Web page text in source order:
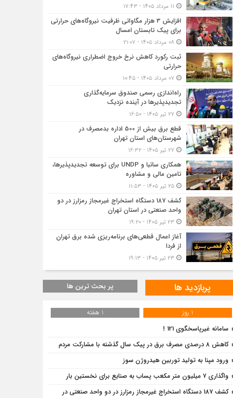
افزایش 3 هزار مگاواتی ظرفیت نیروگاه‌های حرارتی
برای پیک تابستان امسال
ثبت رکورد کاهش نرخ خروج اضطراری نیروگاه‌های
حرارتی
راه‌اندازی رسمی صندوق سرمایه‌گذاری
تجدیدپذیرها در آینده نزدیک
قطع برق بیش از 500 اداره بدمصرف در
شهرستان‌های استان تهران
همکاری ساتبا و UNDP برای توسعه تجدیدپذیرها،
تامین مالی و مشاوره
۲۵ تیر ۱۴۰۵ - ۱۱:۵۳
کشف 187 دستگاه استخراج غیرمجاز رمزارز در دو
واحد صنعتی در استان تهران
آغاز اعمال قطعی‌های برنامه‌ریزی شده برق تهران
از فردا
پربازدید ها پر بحث ترین ها
1 روز
1 هفته
سامانه غیرپاسخگوی 121 !
کاهش 8 درصدی مصرف برق در پیک سال گذشته با مشارکت مردم
ورود مپنا به تولید توربین هیدروژن سوز
واگذاری ۷ میلیون متر مکعب پساب به صنایع برای نخستین‌ بار
کشف 187 دستگاه استخراج غیرمجاز رمزارز در دو واحد صنعتی در